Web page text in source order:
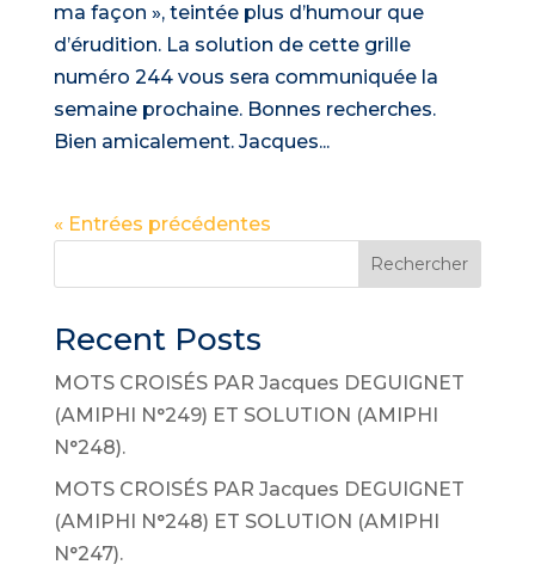
ma façon », teintée plus d’humour que
d’érudition. La solution de cette grille
numéro 244 vous sera communiquée la
semaine prochaine. Bonnes recherches.
Bien amicalement. Jacques...
« Entrées précédentes
Rechercher
Recent Posts
MOTS CROISÉS PAR Jacques DEGUIGNET
(AMIPHI N°249) ET SOLUTION (AMIPHI
N°248).
MOTS CROISÉS PAR Jacques DEGUIGNET
(AMIPHI N°248) ET SOLUTION (AMIPHI
N°247).